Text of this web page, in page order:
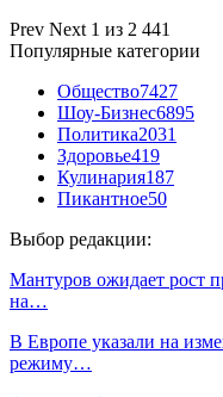
Prev Next 1 из 2 441
Популярные категории
Общество7427
Шоу-Бизнес6895
Политика2031
Здоровье419
Кулинария187
Пикантное50
Выбор редакции:
Мантуров ожидает рост
на…
В Европе указали на
режиму…